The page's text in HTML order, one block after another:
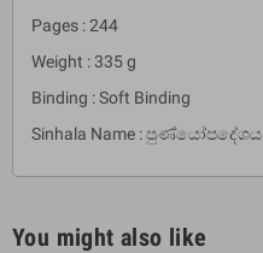
Pages : 244
Weight : 335 g
Binding : Soft Binding
Sinhala Name : පුණ්යෝපදේශය
You might also like